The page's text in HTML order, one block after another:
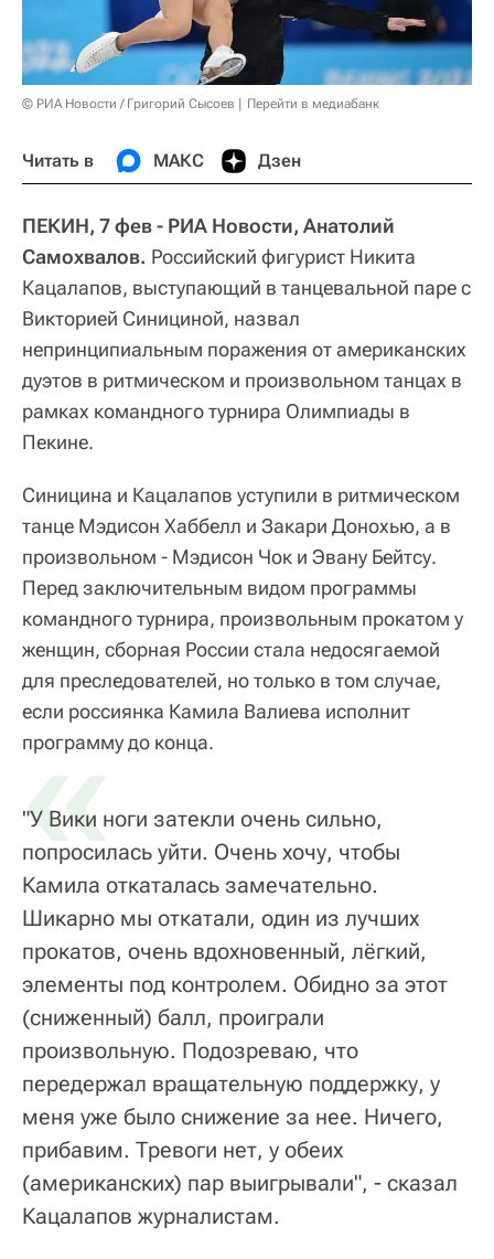
© РИА Новости / Григорий Сысоев Перейти в медиабанк
Читать в МАКС Дзен
ПЕКИН, 7 фев - РИА Новости, Анатолий
Самохвалов. Российский фигурист Никита
Кацалапов, выступающий в танцевальной паре с
Викторией Синициной, назвал
непринципиальным поражения от американских
дуэтов в ритмическом и произвольном танцах в
рамках командного турнира Олимпиады в
Пекине.
Синицина и Кацалапов уступили в ритмическом
танце Мэдисон Хаббелл и Закари Донохью, а в
произвольном - Мэдисон Чок и Эвану Бейтсу.
Перед заключительным видом программы
командного турнира, произвольным прокатом у
женщин, сборная России стала недосягаемой
для преследователей, но только в том случае,
если россиянка Камила Валиева исполнит
программу до конца.
«
"У Вики ноги затекли очень сильно,
попросилась уйти. Очень хочу, чтобы
Камила откаталась замечательно.
Шикарно мы откатали, один из лучших
прокатов, очень вдохновенный, лёгкий,
элементы под контролем. Обидно за этот
(сниженный) балл, проиграли
произвольную. Подозреваю, что
передержал вращательную поддержку, у
меня уже было снижение за нее. Ничего,
прибавим. Тревоги нет, у обеих
(американских) пар выигрывали", - сказал
Кацалапов журналистам.